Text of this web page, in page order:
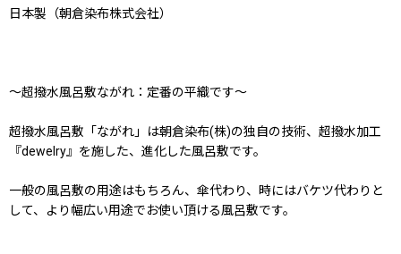
日本製（朝倉染布株式会社）
〜超撥水風呂敷ながれ：定番の平織です〜
超撥水風呂敷「ながれ」は朝倉染布(株)の独自の技術、超撥水加工
『dewelry』を施した、進化した風呂敷です。
一般の風呂敷の用途はもちろん、傘代わり、時にはバケツ代わりと
して、より幅広い用途でお使い頂ける風呂敷です。